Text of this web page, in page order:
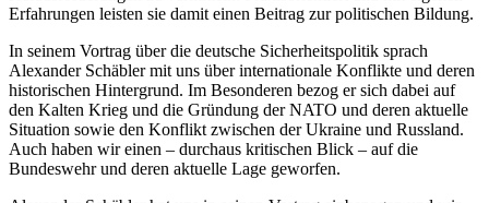
Erfahrungen leisten sie damit einen Beitrag zur politischen Bildung.
In seinem Vortrag über die deutsche Sicherheitspolitik sprach
Alexander Schäbler mit uns über internationale Konflikte und deren
historischen Hintergrund. Im Besonderen bezog er sich dabei auf
den Kalten Krieg und die Gründung der NATO und deren aktuelle
Situation sowie den Konflikt zwischen der Ukraine und Russland.
Auch haben wir einen – durchaus kritischen Blick – auf die
Bundeswehr und deren aktuelle Lage geworfen.